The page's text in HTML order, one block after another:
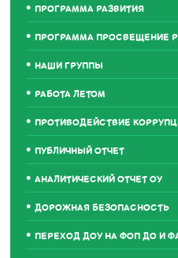
ПРОГРАММА РАЗВИТИЯ
ПРОГРАММА ПРОСВЕЩЕНИЕ
НАШИ ГРУППЫ
РАБОТА ЛЕТОМ
ПРОТИВОДЕЙСТВИЕ
ПУБЛИЧНЫЙ ОТЧЕТ
АНАЛИТИЧЕСКИЙ ОТЧЕТ ОУ
ДОРОЖНАЯ БЕЗОПАСНОСТЬ
ПЕРЕХОД ДОУ НА ФОП ДО И